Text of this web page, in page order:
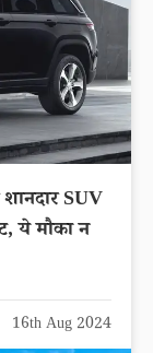
SUV
ये मौका न
16th Aug 2024